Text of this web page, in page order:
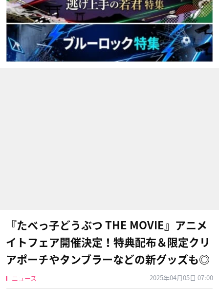
『たべっ子どうぶつ THE MOVIE』アニメ
イトフェア開催決定！特典配布＆限定クリ
アポーチやタンブラーなどの新グッズも◎
ニュース 2025年04月05日 07:00